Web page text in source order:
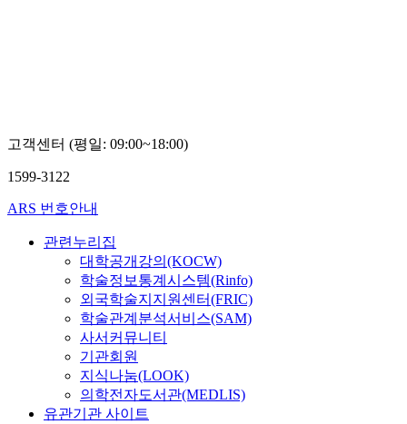
고객센터 (평일: 09:00~18:00)
1599-3122
ARS 번호안내
관련누리집
대학공개강의(KOCW)
학술정보통계시스템(Rinfo)
외국학술지지원센터(FRIC)
학술관계분석서비스(SAM)
사서커뮤니티
기관회원
지식나눔(LOOK)
의학전자도서관(MEDLIS)
유관기관 사이트